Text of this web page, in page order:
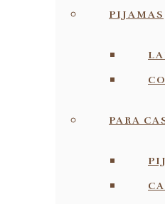
PIJAMAS
PARA